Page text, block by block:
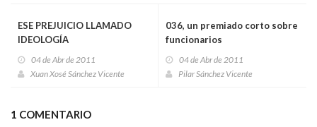
ESE PREJUICIO LLAMADO
IDEOLOGÍA
04 de Abr de 2011
Xuan Xosé Sánchez Vicente
036, un premiado corto sobre
funcionarios
04 de Abr de 2011
Pilar Sánchez Vicente
1 COMENTARIO